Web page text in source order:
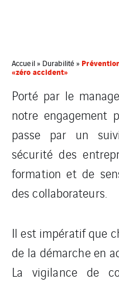
Accueil» Durabilité »
«zéro accident»
Porté par le
notre engagement
passe par un
sécurité des
formation et de
des collaborateurs.
Il est impératif que
de la démarche en
La vigilance de